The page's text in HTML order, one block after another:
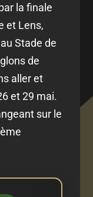
la finale
et Lens,
Stade de
de
aller et
et 29 mai.
sur le